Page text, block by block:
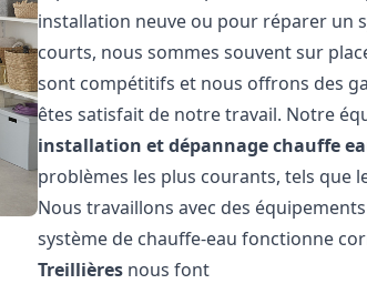
installation neuve ou pour réparer un
courts, nous sommes souvent sur
sont compétitifs et nous offrons des
êtes satisfait de notre travail. Notre
installation et dépannage chauffe
problèmes les plus courants, tels que
Nous travaillons avec des
système de chauffe-eau fonctionne
Treillières nous font